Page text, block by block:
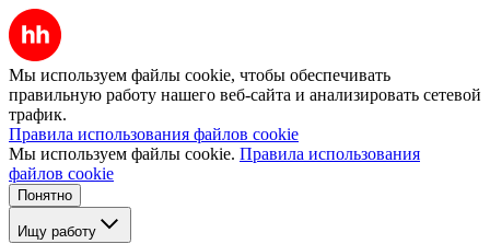
Мы используем файлы cookie, чтобы обеспечивать
правильную работу нашего веб-сайта и анализировать сетевой
трафик.
Правила использования файлов cookie
Мы используем файлы cookie. Правила использования
файлов cookie
Понятно
Ищу работу